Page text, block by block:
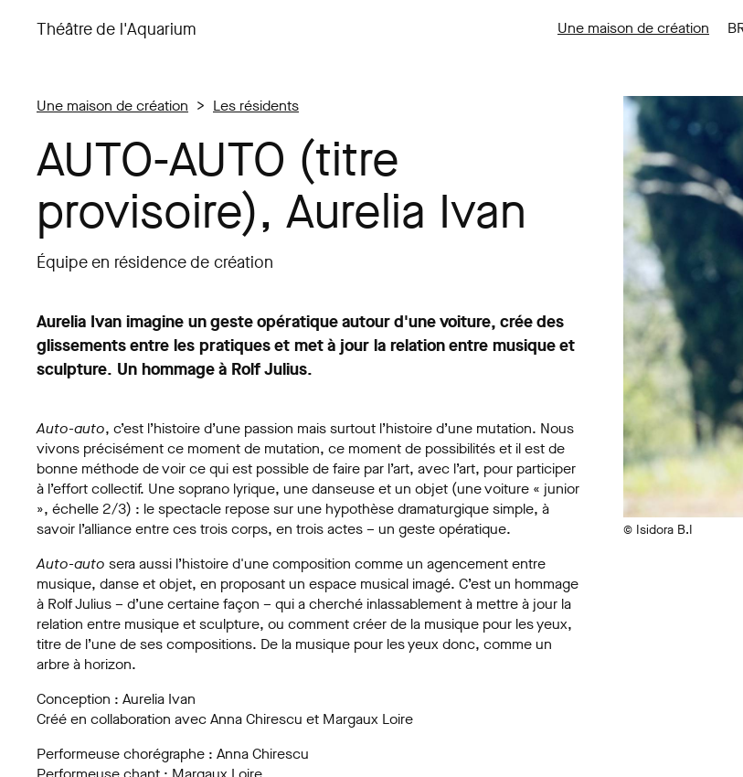
Théâtre de l'Aquarium Une maison de création
Une maison de création > Les résidents
AUTO-AUTO (titre
provisoire), Aurelia Ivan
Équipe en résidence de création
Aurelia Ivan imagine un geste opératique autour d'une voiture, crée des
glissements entre les pratiques et met à jour la relation entre musique et
sculpture. Un hommage à Rolf Julius.
Auto-auto, c’est l’histoire d’une passion mais surtout l’histoire d’une mutation. Nous
vivons précisément ce moment de mutation, ce moment de possibilités et il est de
bonne méthode de voir ce qui est possible de faire par l’art, avec l’art, pour participer
à l’effort collectif. Une soprano lyrique, une danseuse et un objet (une voiture « junior
», échelle 2/3) : le spectacle repose sur une hypothèse dramaturgique simple, à
savoir l’alliance entre ces trois corps, en trois actes – un geste opératique.
Auto-auto sera aussi l’histoire d'une composition comme un agencement entre
musique, danse et objet, en proposant un espace musical imagé. C’est un hommage
à Rolf Julius – d’une certaine façon – qui a cherché inlassablement à mettre à jour la
relation entre musique et sculpture, ou comment créer de la musique pour les yeux,
titre de l’une de ses compositions. De la musique pour les yeux donc, comme un
arbre à horizon.
Conception : Aurelia Ivan
Créé en collaboration avec Anna Chirescu et Margaux Loire
Performeuse chorégraphe : Anna Chirescu
© Isidora B.I